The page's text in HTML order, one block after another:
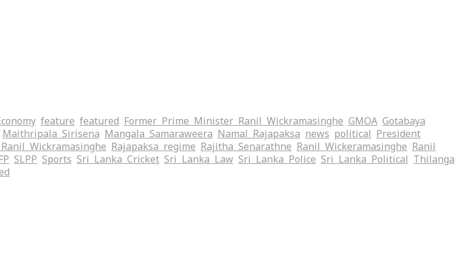
feature featured Former Prime Minister Ranil Wickramasinghe GMOA Gotabaya
Maithripala Sirisena Mangala Samaraweera Namal Rajapaksa news political President
Wickramasinghe Rajapaksa regime Rajitha Senarathne Ranil Wickeramasinghe Ranil
SLPP Sports Sri Lanka Cricket Sri Lanka Law Sri Lanka Police Sri Lanka Political Thilanga